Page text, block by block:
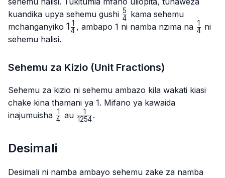
kuandika upya sehemu gushi \frac{5}
{4}
4
5
kama sehemu
mchanganyiko 1\frac{1}
1 4
1 , ambapo 1 ni namba nzima na 4
1
ni
sehemu halisi.
Sehemu za Kizio (Unit Fractions)
Sehemu za kizio ni sehemu ambazo kila wakati kiasi
chake kina thamani ya 1. Mifano ya kawaida
inajumuisha \frac{1}
4
1 au \frac{1}
1254
1 .
Desimali
Desimali ni namba ambayo sehemu zake za namba